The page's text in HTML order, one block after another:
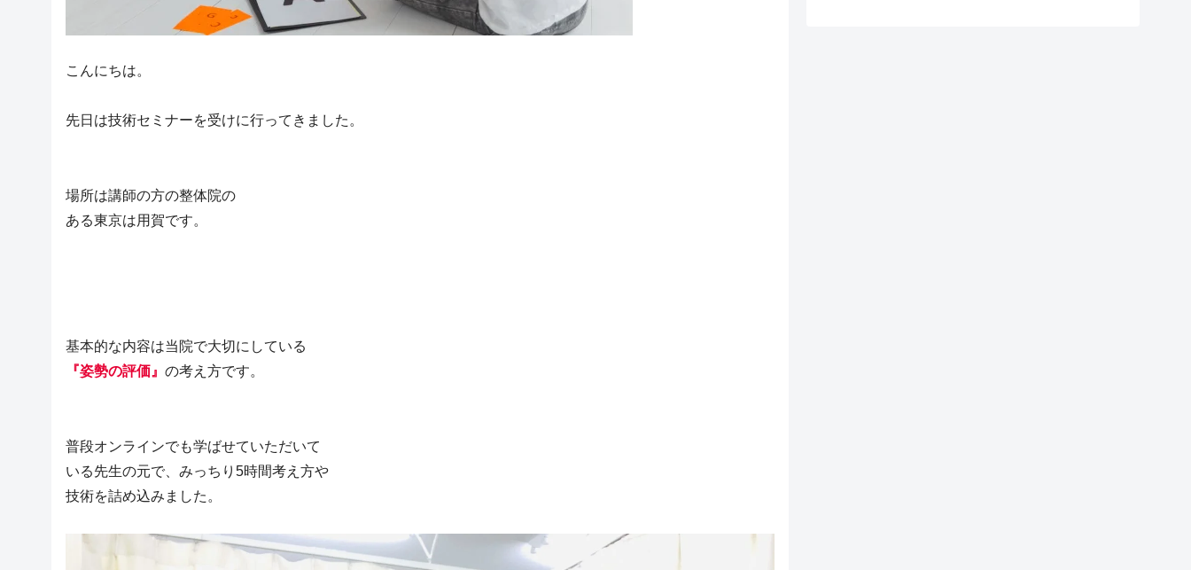
こんにちは。
先日は技術セミナーを受けに行ってきました。
場所は講師の方の整体院の
ある東京は用賀です。
基本的な内容は当院で大切にしている
『姿勢の評価』 の考え方です。
普段オンラインでも学ばせていただいて
いる先生の元で、みっちり5時間考え方や
技術を詰め込みました。